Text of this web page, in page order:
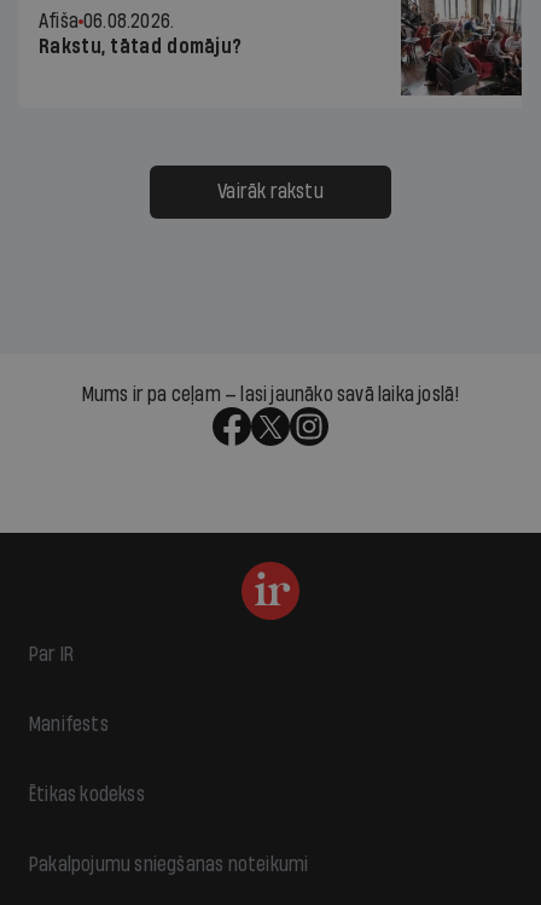
Afiša 06.08.2026.
Rakstu, tātad domāju?
Vairāk rakstu
Mums ir pa ceļam — lasi jaunāko savā laika joslā!
Par IR
Manifests
Ētikas kodekss
Pakalpojumu sniegšanas noteikumi